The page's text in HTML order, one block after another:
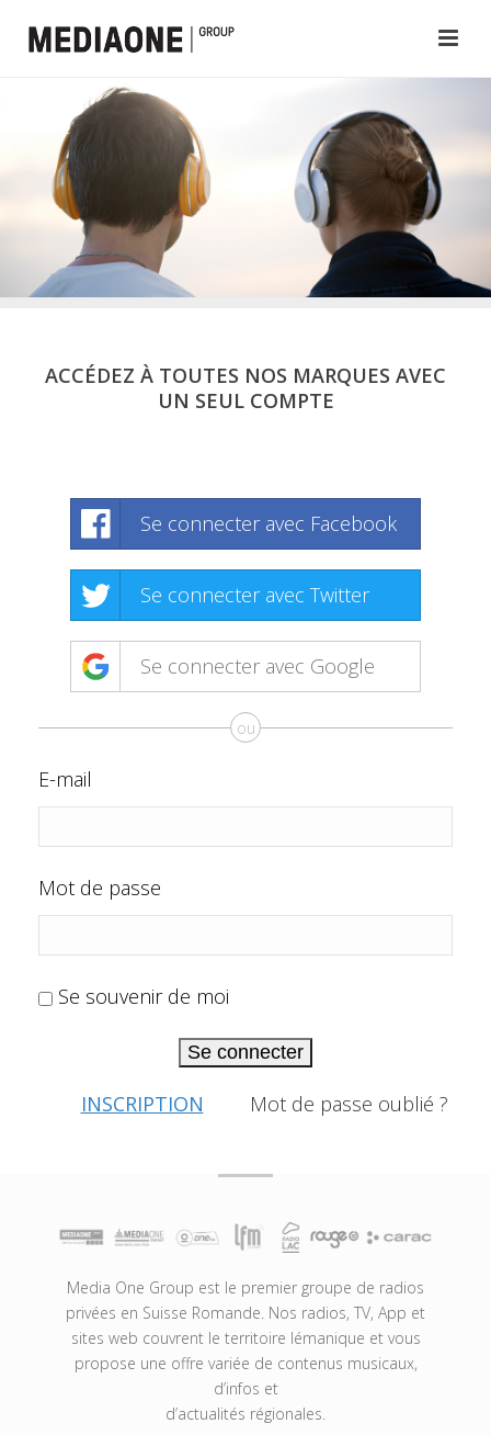
ACCÉDEZ À TOUTES NOS MARQUES AVEC
UN SEUL COMPTE
Se connecter avec Facebook
Se connecter avec Twitter
Se connecter avec Google
ou
E-mail
Mot de passe
Se souvenir de moi
Se connecter
INSCRIPTION Mot de passe oublié ?
Media One Group est le premier groupe de radios
privées en Suisse Romande. Nos radios, TV, App et
sites web couvrent le territoire lémanique et vous
propose une offre variée de contenus musicaux,
d’infos et
d’actualités régionales.